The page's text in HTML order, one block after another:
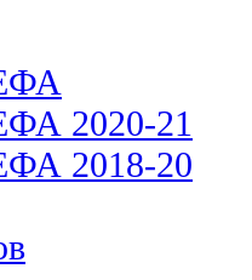
2020-21
2018-20